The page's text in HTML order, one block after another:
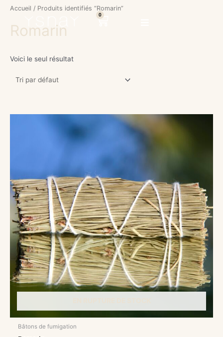
Aller
contenu
0
Panier
Accueil / Produits identifiés “Romarin”
Romarin
Voici le seul résultat
Bâtons de fumigation